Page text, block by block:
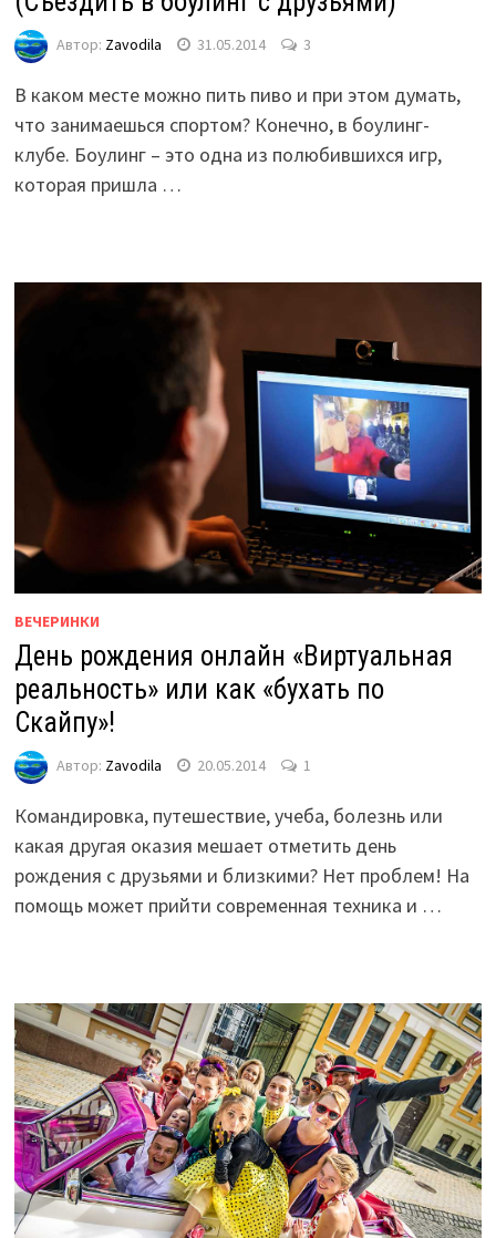
Автор: Zavodila 31.05.2014 3
В каком месте можно пить пиво и при этом думать,
что занимаешься спортом? Конечно, в боулинг-
клубе. Боулинг – это одна из полюбившихся игр,
которая пришла …
ВЕЧЕРИНКИ
День рождения онлайн «Виртуальная
реальность» или как «бухать по
Скайпу»!
Автор: Zavodila 20.05.2014 1
Командировка, путешествие, учеба, болезнь или
какая другая оказия мешает отметить день
рождения с друзьями и близкими? Нет проблем! На
помощь может прийти современная техника и …